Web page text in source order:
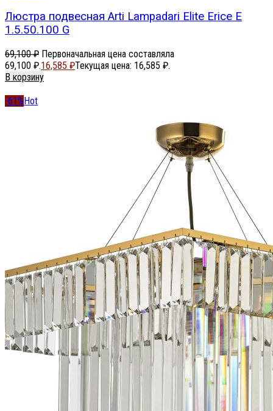
Люстра подвесная Arti Lampadari Elite Erice E
1.5.50.100 G
69,100₽ Первоначальная цена составляла
69,100 ₽.16,585 ₽Текущая цена: 16,585 ₽.
В корзину
-61%Hot